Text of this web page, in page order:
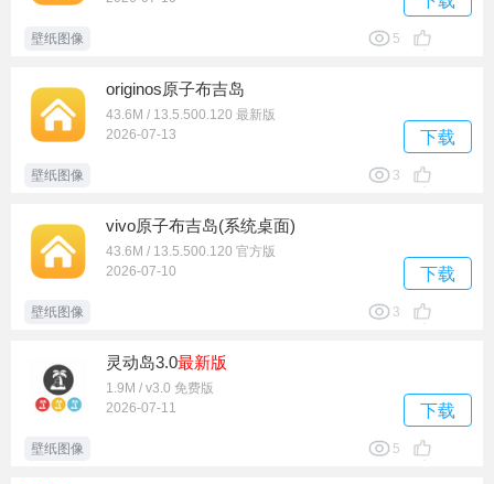
壁纸图像 5
originos原子布吉岛
43.6M / 13.5.500.120 最新版
2026-07-13
下载
壁纸图像 3
vivo原子布吉岛(系统桌面)
43.6M / 13.5.500.120 官方版
2026-07-10
下载
壁纸图像 3
灵动岛3.0最新版
1.9M / v3.0 免费版
2026-07-11
下载
壁纸图像 5